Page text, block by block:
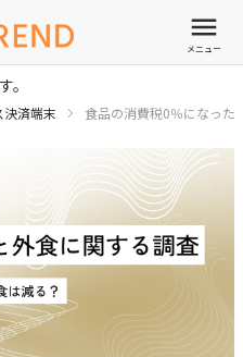
メニュー
。
決済端末 食品の消費税0％になった